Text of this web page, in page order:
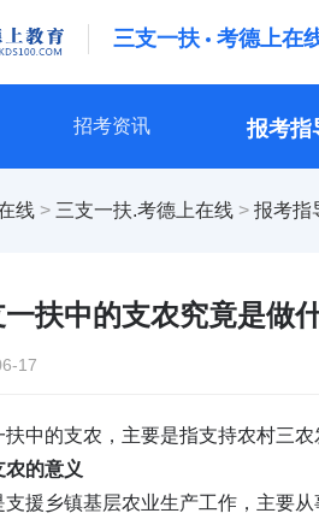
三支一扶 考德上在
招考资讯 报考指
线 > 三支一扶.考德上在线 > 报考指
扶中的支农究竟是做
17
扶中的支农，主要是指支持农村三
农的意义
支援乡镇基层农业生产工作，主要